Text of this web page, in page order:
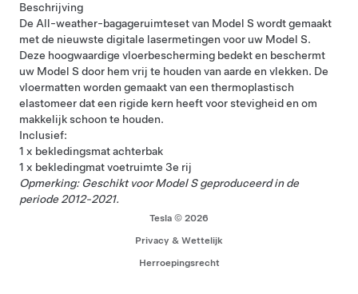
Beschrijving
De All-weather-bagageruimteset van Model S wordt gemaakt
met de nieuwste digitale lasermetingen voor uw Model S.
Deze hoogwaardige vloerbescherming bedekt en beschermt
uw Model S door hem vrij te houden van aarde en vlekken. De
vloermatten worden gemaakt van een thermoplastisch
elastomeer dat een rigide kern heeft voor stevigheid en om
makkelijk schoon te houden.
Inclusief:
1 x bekledingsmat achterbak
1 x bekledingmat voetruimte 3e rij
Opmerking: Geschikt voor Model S geproduceerd in de
periode 2012-2021.
Tesla © 2026
Privacy & Wettelijk
Herroepingsrecht